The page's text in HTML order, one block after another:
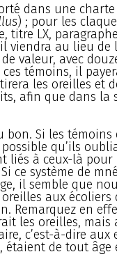
dans une charte
) ; pour les
titre LX,
viendra au lieu de
valeur, avec
ces témoins, il
les oreilles et
afin que dans la
bon. Si les
qu’ils
liés à ceux-là pour
ce système de
il semble que
oreilles aux
Remarquez en
les oreilles, mais
c’est-à-dire aux
étaient de tout âge